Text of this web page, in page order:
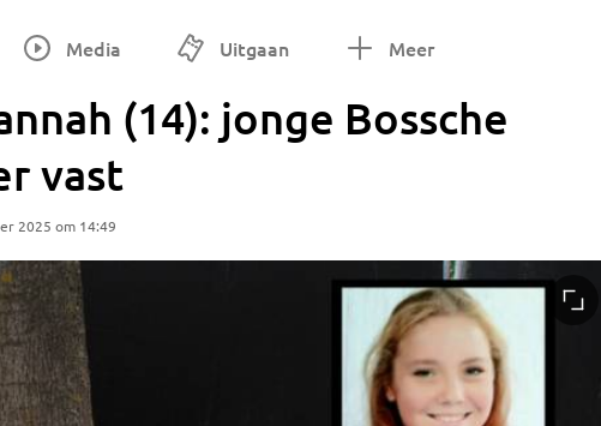
Media Uitgaan Meer
(14): jonge Bossche
vast
2025 om 14:49